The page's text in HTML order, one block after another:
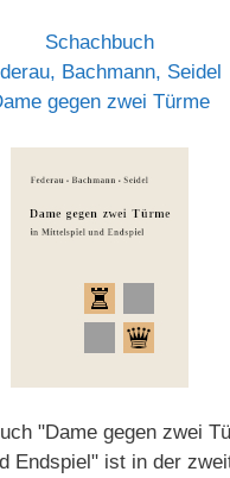
Schachbuch
Bachmann, Seidel
gegen zwei Türme
"Dame gegen zwei
Endspiel" ist in der